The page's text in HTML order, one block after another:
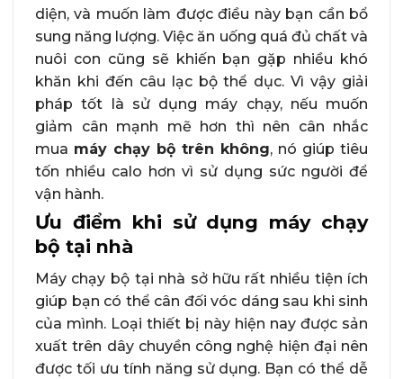
diện, và muốn làm được điều này bạn cần bổ
sung năng lượng. Việc ăn uống quá đủ chất và
nuôi con cũng sẽ khiến bạn gặp nhiều khó
khăn khi đến câu lạc bộ thể dục. Vì vậy giải
pháp tốt là sử dụng máy chạy, nếu muốn
giảm cân mạnh mẽ hơn thì nên cân nhắc
mua máy chạy bộ trên không, nó giúp tiêu
tốn nhiều calo hơn vì sử dụng sức người để
vận hành.
Ưu điểm khi sử dụng máy chạy
bộ tại nhà
Máy chạy bộ tại nhà sở hữu rất nhiều tiện ích
giúp bạn có thể cân đối vóc dáng sau khi sinh
của mình. Loại thiết bị này hiện nay được sản
xuất trên dây chuyền công nghệ hiện đại nên
được tối ưu tính năng sử dụng. Bạn có thể dễ